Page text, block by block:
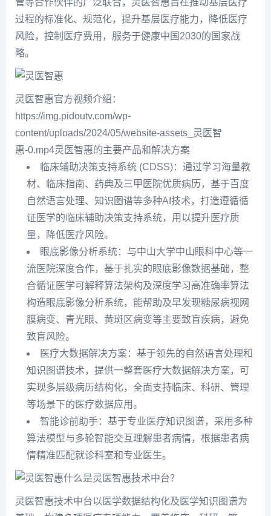
管等合作伙伴的广泛联合，灵医智惠旨在推动基层医疗
过程的标准化、规范化，提升基层医疗能力，降低医疗
风险，控制医疗费用，服务于健康中国2030的国家战
略。
灵医智惠官方视频介绍：
https://img.pidoutv.com/wp-
content/uploads/2024/05/website-assets_灵医智
惠-0.mp4灵医智惠的主要产品和解决方案
临床辅助决策支持系统 (CDSS)：通过学习海量教
材、临床指南、药典及三甲医院优质病历，基于百度
自然语言处理、知识图谱等多种AI技术，打造遵循循
证医学的临床辅助决策支持系统，用以提升医疗质
量，降低医疗风险。
眼底影像分析系统：与中山大学中山眼科中心等一
流医院深度合作，基于扎实的眼底影像数据基础，整
合循证医学可解释算法架构及深度学习高准确率算法
构造眼底影像分析系统，能帮助及早发现糖尿病视网
膜病变、青光眼、黄斑区病变等主要致盲疾病，避免
致盲风险。
医疗大数据解决方案：基于领先的自然语言处理和
知识图谱技术，提供一整套医疗大数据解决方案，可
实现多层级病历结构化，全面支持临床、科研、管理
等场景下的医疗数据应用。
智能诊前助手：基于专业医疗知识图谱，采用多种
算法模型与多轮智能交互理解患者病情，根据患者病
情精准匹配就诊科室和专业医生。
什么是灵医智惠技术中台？
灵医智惠技术中台以医学数据结构化及医学知识图谱为